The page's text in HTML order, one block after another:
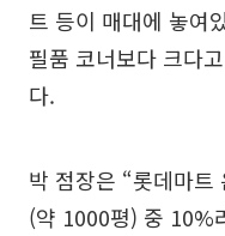
트 등이 매대에 놓여
필품 코너보다 크다
다.
박 점장은 “롯데마
(약 1000평) 중 10%